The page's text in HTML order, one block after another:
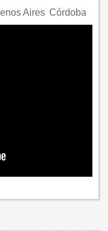
Aires Córdoba